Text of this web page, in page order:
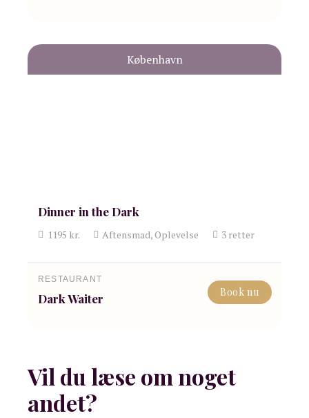
København
Dinner in the Dark
1195 kr. Aftensmad, Oplevelse 3 retter
RESTAURANT
Dark Waiter Book nu
Vil du læse om noget
andet?